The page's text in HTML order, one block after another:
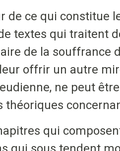
de ce qui constitue
textes qui traitent
de la souffrance
offrir un autre
ne peut
théoriques
qui